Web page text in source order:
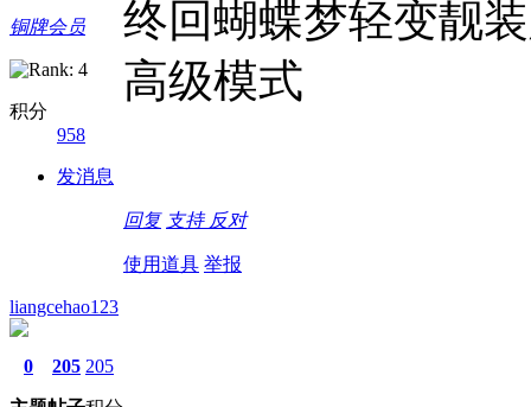
铜牌会员
积分
958
发消息
终回蝴蝶梦轻变靓
高级模式
回复 支持 反对
使用道具 举报
liangcehao123
0 205 205